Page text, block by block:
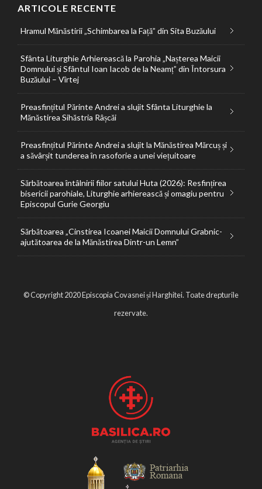
ARTICOLE RECENTE
Hramul Mănăstirii „Schimbarea la Față” din Sita Buzăului
Sfânta Liturghie Arhierească la Parohia „Nașterea Maicii
Domnului și Sfântul Ioan Iacob de la Neamț” din Întorsura
Buzăului – Vîrtej
Preasfințitul Părinte Andrei a slujit Sfânta Liturghie la
Mănăstirea Sihăstria Râșcăi
Preasfințitul Părinte Andrei a slujit la Mănăstirea Mărcuș și
a săvârșit tunderea în rasoforie a unei viețuitoare
Sărbătoarea întâlnirii fiilor satului Huta (2026): Resfințirea
bisericii parohiale, Liturghie arhierească și omagiu pentru
Episcopul Gurie Georgiu
Sărbătoarea „Cinstirea Icoanei Maicii Domnului Grabnic-
ajutătoarea de la Mănăstirea Dintr-un Lemn”
© Copyright 2020 Episcopia Covasnei și Harghitei. Toate drepturile
rezervate.